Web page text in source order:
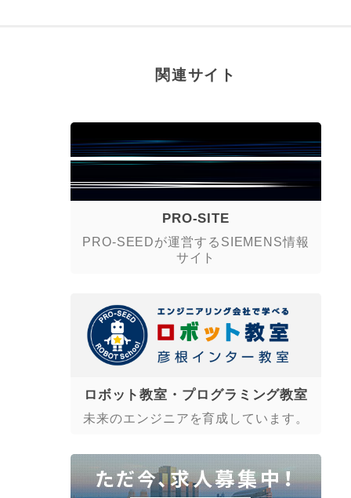
関連サイト
PRO-SITE
PRO-SEEDが運営するSIEMENS情報
サイト
ロボット教室・プログラミング教室
未来のエンジニアを育成しています。